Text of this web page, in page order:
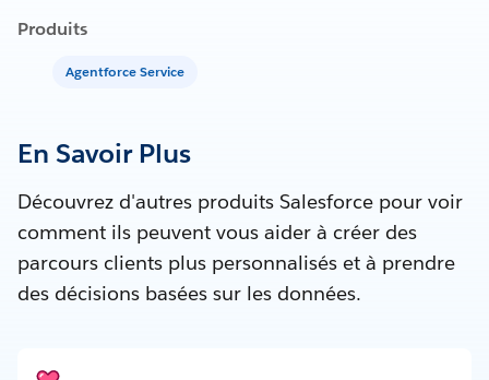
Produits
Agentforce Service
En Savoir Plus
Découvrez d'autres produits Salesforce pour voir
comment ils peuvent vous aider à créer des
parcours clients plus personnalisés et à prendre
des décisions basées sur les données.